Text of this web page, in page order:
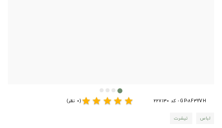
GP-8F3YVH - کد 227130 star
star
star
star
star(0 نظر)
لباس تیشرت